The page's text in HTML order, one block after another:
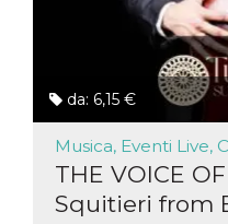
da: 6,15 €
Musica, Eventi Live,
THE VOICE
Squitieri from